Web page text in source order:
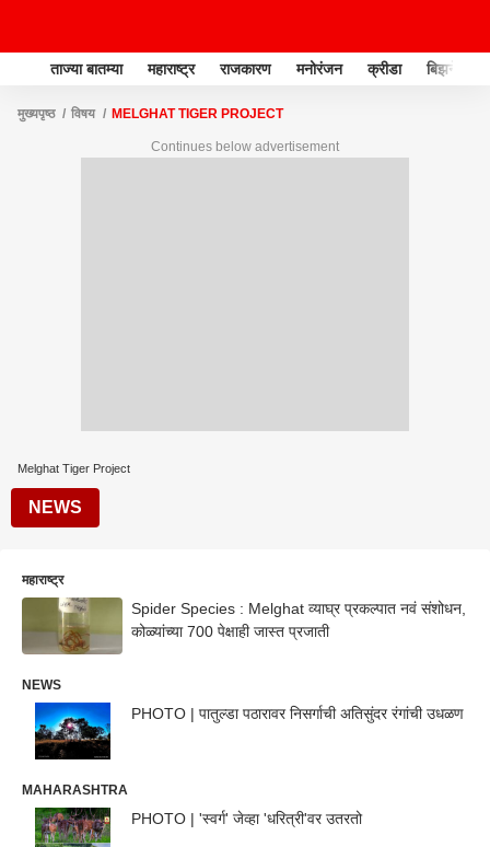
ताज्या बातम्या महाराष्ट्र राजकारण मनोरंजन क्रीडा बिझनेस
मुख्यपृष्ठ विषय MELGHAT TIGER PROJECT
Continues below advertisement
Melghat Tiger Project
NEWS
महाराष्ट्र
Spider Species : Melghat व्याघ्र प्रकल्पात नवं संशोधन,
कोळ्यांच्या 700 पेक्षाही जास्त प्रजाती
NEWS
PHOTO | पातुल्डा पठारावर निसर्गाची अतिसुंदर रंगांची उधळण
MAHARASHTRA
PHOTO | 'स्वर्ग' जेव्हा 'धरित्री'वर उतरतो